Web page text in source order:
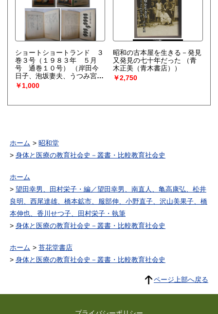
ショートショートランド ３
巻３号（１９８３年 ５月
号 通巻１０号）
（岸田今
日子、泡坂妻夫、うつみ宮土
理、安房直子、赤川次郎、横
田順彌、黒井千次、都筑道
務三郎、ビアス、新井素子、
田誠、他）
￥1,000
昭和の古本屋を生きる－発見
又発見の七十年だった
（青
木正美（青木書店））
￥2,750
ホーム
昭和堂
身体と医療の教育社会史－叢書・比較教育社会史
ホーム
望田幸男、田村栄子・編／望田幸男、南直人、亀高康弘、松井
良明、西尾達雄、橋本鉱市、服部伸、小野直子、沢山美果子、橋
本伸也、香川せつ子、田村栄子・執筆
身体と医療の教育社会史－叢書・比較教育社会史
ホーム
苔花堂書店
身体と医療の教育社会史－叢書・比較教育社会史
ページ上部へ戻る